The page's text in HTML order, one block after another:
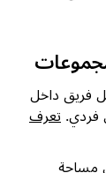
فريق داخل
فردي. تعرف
مساحة